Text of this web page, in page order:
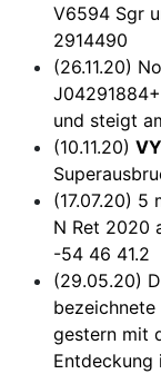
V6594 Sgr
2914490
(26.11.20)
und steigt
(10.11.20)
(17.07.20) 5
N Ret 2020
-54 46 41.2
(29.05.20)
gestern mit
Entdeckung